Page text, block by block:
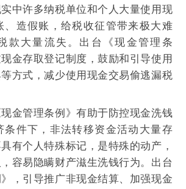
中许多纳税单位和个人大量使用现
、造假账，给税收征管带来极大难
款大量流失。出台《现金管理条
金存取登记制度，鼓励和引导使用
方式，减少使用现金交易偷逃漏税
管理条例》有助于防控现金洗钱
条件下，非法转移资金活动大量存
有个人特殊标记，是特殊的动产，
容易隐瞒财产滋生洗钱行为。出台
》，引导推广非现金结算、加强现金